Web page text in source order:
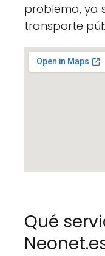
problema, ya
transporte
Qué